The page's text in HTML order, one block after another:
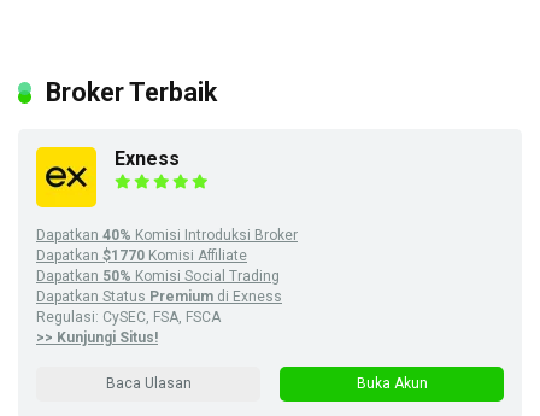
Broker Terbaik
Exness
Dapatkan 40% Komisi Introduksi Broker
Dapatkan $1770 Komisi Affiliate
Dapatkan 50% Komisi Social Trading
Dapatkan Status Premium di Exness
Regulasi: CySEC, FSA, FSCA
>> Kunjungi Situs!
Baca Ulasan Buka Akun